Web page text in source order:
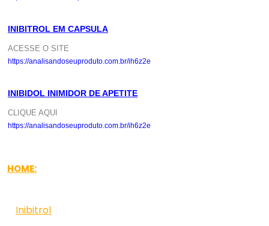
INIBITROL EM CAPSULA
ACESSE O SITE
https://analisandoseuproduto.com.br/ih6z2e
INIBIDOL INIMIDOR DE APETITE
CLIQUE AQUI
https://analisandoseuproduto.com.br/ih6z2e
HOME:
Inibitrol